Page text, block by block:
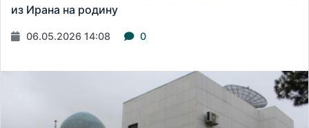
из Ирана на родину
06.05.2026 14:08 0